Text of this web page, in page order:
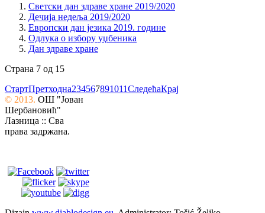
Светски дан здраве хране 2019/2020
Дечија недеља 2019/2020
Европски дан језика 2019. године
Одлука о избору уџбеника
Дан здраве хране
Страна 7 од 15
СтартПретходна234567891011СледећаКрај
© 2013. ОШ "Јован
Шербановић"
Лазница :: Сва
права задржана.